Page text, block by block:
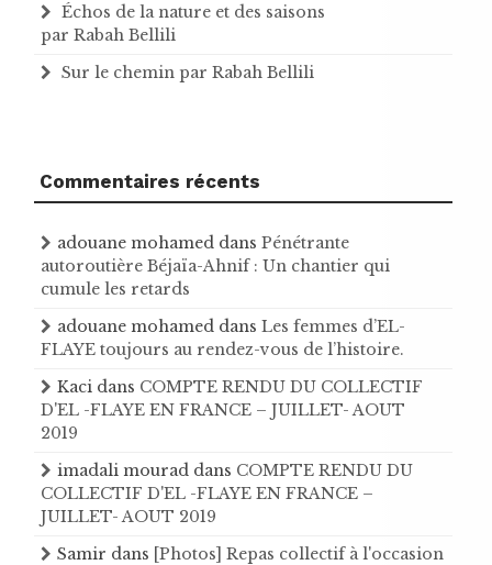
Échos de la nature et des saisons
par Rabah Bellili
Sur le chemin par Rabah Bellili
Commentaires récents
adouane mohamed dans Pénétrante
autoroutière Béjaïa-Ahnif : Un chantier qui
cumule les retards
adouane mohamed dans Les femmes d’EL-
FLAYE toujours au rendez-vous de l’histoire .
Kaci dans COMPTE RENDU DU COLLECTIF
D'EL -FLAYE EN FRANCE – JUILLET- AOUT
2019
imadali mourad dans COMPTE RENDU DU
COLLECTIF D'EL -FLAYE EN FRANCE –
JUILLET- AOUT 2019
Samir dans [Photos] Repas collectif à l'occasion